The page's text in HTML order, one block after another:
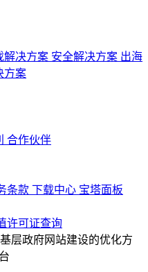
解决方案 安全解决方案 出海
方案
合作伙伴
条款 下载中心 宝塔面板
许可证查询
层政府网站建设的优化方